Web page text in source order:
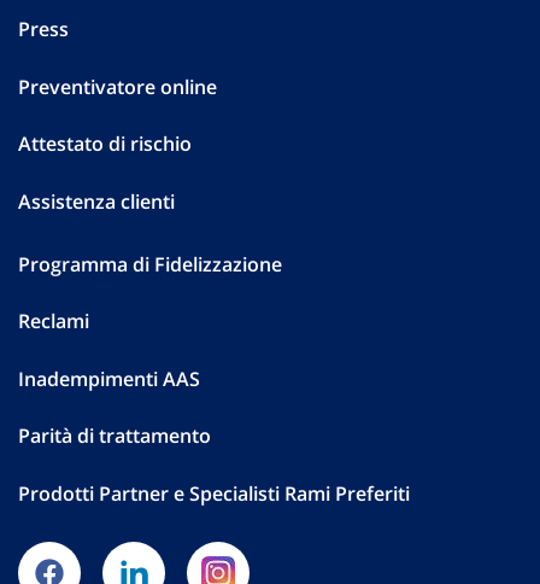
Press
Preventivatore online
Attestato di rischio
Assistenza clienti
Programma di Fidelizzazione
Reclami
Inadempimenti AAS
Parità di trattamento
Prodotti Partner e Specialisti Rami Preferiti